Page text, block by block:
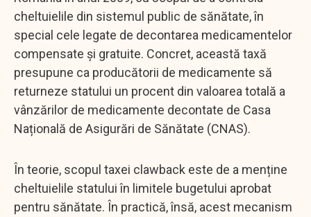
cheltuielile din sistemul public de sănătate, în
special cele legate de decontarea medicamentelor
compensate și gratuite. Concret, această taxă
presupune ca producătorii de medicamente să
returneze statului un procent din valoarea totală a
vânzărilor de medicamente decontate de Casa
Națională de Asigurări de Sănătate (CNAS).
În teorie, scopul taxei clawback este de a menține
cheltuielile statului în limitele bugetului aprobat
pentru sănătate. În practică, însă, acest mecanism